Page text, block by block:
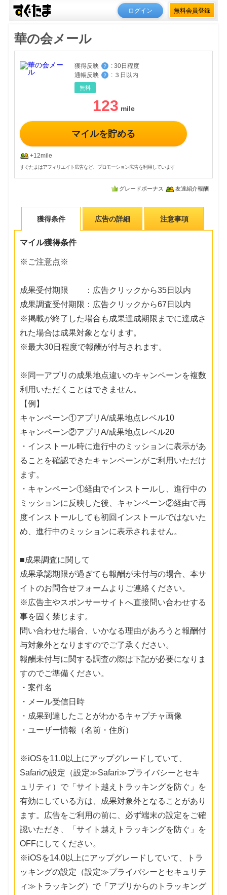
ログイン 無料会員登録
華の会メール
獲得反映 ？ : 30日程度
通帳反映
？ : ３日以内
無料
123
マイルを貯める
+12mile
すぐたまはアフィリエイト広告など、プロモーション広告を利用しています
グレードボーナス 友達紹介報酬
獲得条件 広告の詳細 注意事項
マイル獲得条件
※ご注意点※
成果受付期限 ：広告クリックから35日以内
成果調査受付期限：広告クリックから67日以内
※掲載が終了した場合も成果達成期限までに達成さ
れた場合は成果対象となります。
※最大30日程度で報酬が付与されます。
※同一アプリの成果地点違いのキャンペーンを複数
利用いただくことはできません。
【例】
キャンペーン①アプリA/成果地点レベル10
キャンペーン②アプリA/成果地点レベル20
・インストール時に進行中のミッションに表示があ
ることを確認できたキャンペーンがご利用いただけ
ます。
・キャンペーン①経由でインストールし、進行中の
ミッションに反映した後、キャンペーン②経由で再
度インストールしても初回インストールではないた
め、進行中のミッションに表示されません。
■成果調査に関して
成果承認期限が過ぎても報酬が未付与の場合、本サ
イトのお問合せフォームよりご連絡ください。
※広告主やスポンサーサイトへ直接問い合わせする
事を固く禁じます。
問い合わせた場合、いかなる理由があろうと報酬付
与対象外となりますのでご了承ください。
報酬未付与に関する調査の際は下記が必要になりま
すのでご準備ください。
・案件名
・メール受信日時
・成果到達したことがわかるキャプチャ画像
・ユーザー情報（名前・住所）
※iOSを11.0以上にアップグレードしていて、
Safariの設定（設定≫Safari≫プライバシーとセキ
ュリティ）で「サイト越えトラッキングを防ぐ」を
有効にしている方は、成果対象外となることがあり
ます。広告をご利用の前に、必ず端末の設定をご確
認いただき、「サイト越えトラッキングを防ぐ」を
OFFにしてください。
※iOSを14.0以上にアップグレードしていて、トラ
ッキングの設定（設定≫プライバシーとセキュリテ
ィ≫トラッキング）で「アプリからのトラッキング